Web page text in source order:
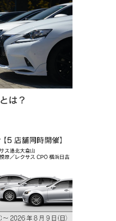
は？